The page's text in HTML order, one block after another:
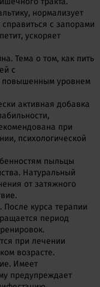
нормализует
с запорами
ускоряет
Тема о том, как пить
с
повышенным уровнем
активная добавка
при
психологической
пыльцы
Натуральный
от затяжного
курса терапии
период
при лечении
возрасте.
Имеет
предупреждает